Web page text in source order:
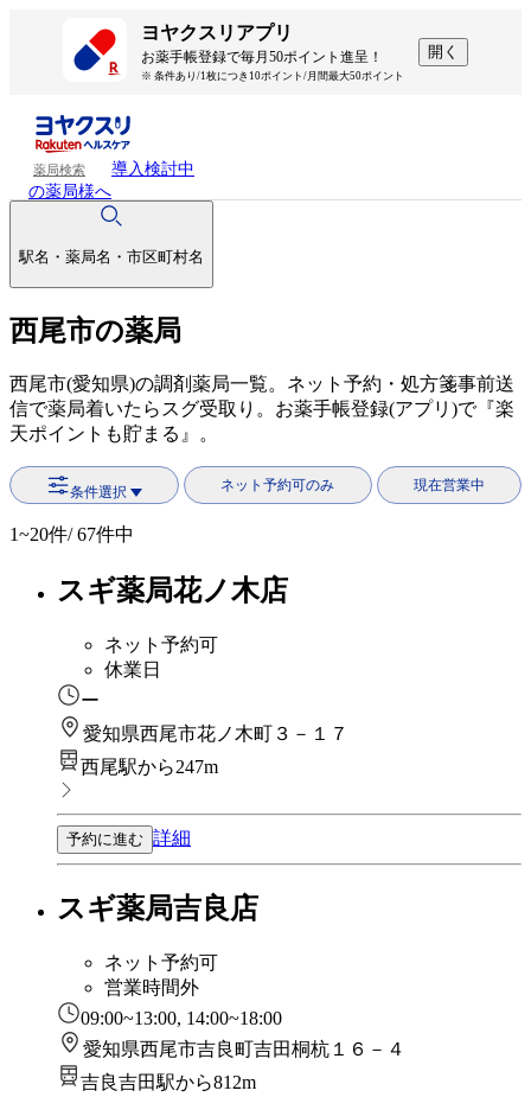
ヨヤクスリアプリ
お薬手帳登録で毎月50ポイント進呈！
※ 条件あり/1枚につき10ポイント/月間最大50ポイント
開く
薬局検索
導入検討中
の薬局様へ
駅名・薬局名・市区町村名
西尾市の薬局
西尾市(愛知県)の調剤薬局一覧。ネット予約・処方箋事前送
信で薬局着いたらスグ受取り。お薬手帳登録(アプリ)で『楽
天ポイントも貯まる』。
条件選択 ネット予約可のみ 現在営業中
1~20件/ 67件中
スギ薬局花ノ木店
ネット予約可
休業日
ー
愛知県西尾市花ノ木町３－１７
西尾駅から247m
予約に進む 詳細
スギ薬局吉良店
ネット予約可
営業時間外
09:00~13:00, 14:00~18:00
愛知県西尾市吉良町吉田桐杭１６－４
吉良吉田駅から812m